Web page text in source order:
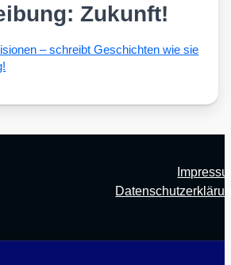
Zukunft!
– schreibt Geschich­ten wie sie